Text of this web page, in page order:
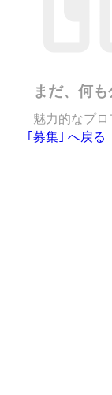
まだ、何
魅力的なプロ
｢募集｣ へ戻る